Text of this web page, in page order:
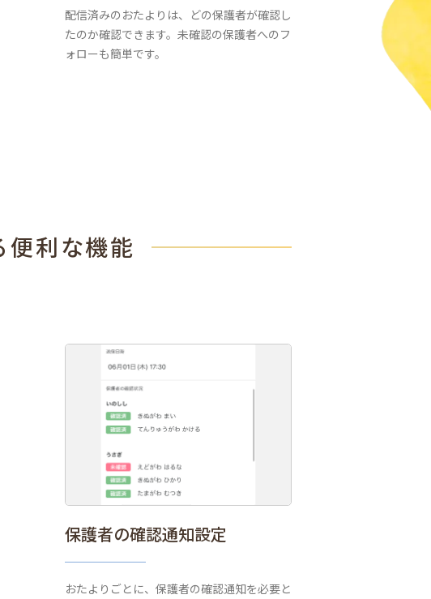
配信済みのおたよりは、どの保護者が確認し
たのか確認できます。未確認の保護者へのフ
ォローも簡単です。
便利な機能
保護者の確認通知設定
おたよりごとに、保護者の確認通知を必要と